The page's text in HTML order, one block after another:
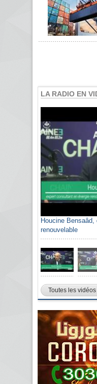
LA RADIO EN
Houcine
renouvelable
Toutes les vidéos